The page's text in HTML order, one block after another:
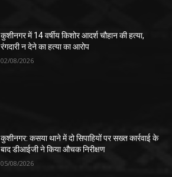
कुशीनगर में 14 वर्षीय किशोर आदर्श चौहान की हत्या,
रंगदारी न देने का हत्या का आरोप
02/08/2026
कुशीनगर: कसया थाने में दो सिपाहियों पर सख्त कार्रवाई के
बाद डीआईजी ने किया औचक निरीक्षण
05/08/2026